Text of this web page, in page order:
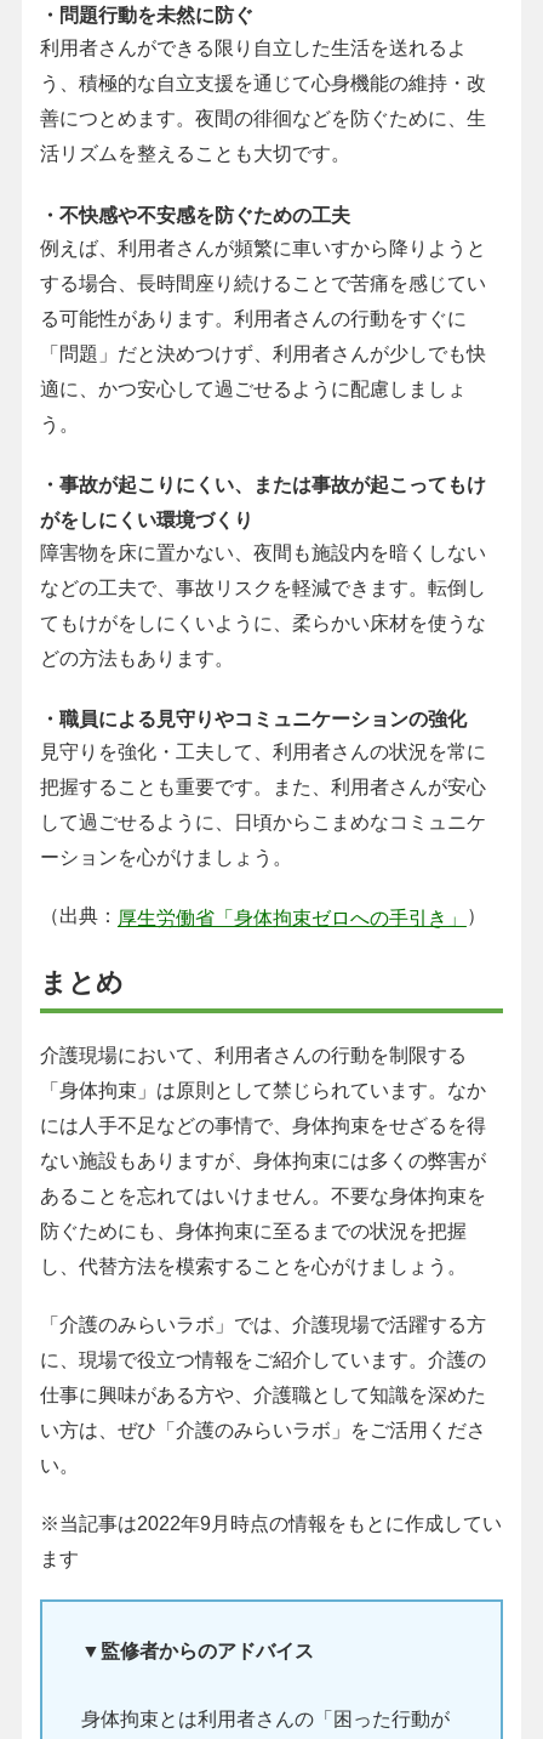
・問題行動を未然に防ぐ
利用者さんができる限り自立した生活を送れるよ
う、積極的な自立支援を通じて心身機能の維持・改
善につとめます。夜間の徘徊などを防ぐために、生
活リズムを整えることも大切です。
・不快感や不安感を防ぐための工夫
例えば、利用者さんが頻繁に車いすから降りようと
する場合、長時間座り続けることで苦痛を感じてい
る可能性があります。利用者さんの行動をすぐに
「問題」だと決めつけず、利用者さんが少しでも快
適に、かつ安心して過ごせるように配慮しましょ
う。
・事故が起こりにくい、または事故が起こってもけ
がをしにくい環境づくり
障害物を床に置かない、夜間も施設内を暗くしない
などの工夫で、事故リスクを軽減できます。転倒し
てもけがをしにくいように、柔らかい床材を使うな
どの方法もあります。
・職員による見守りやコミュニケーションの強化
見守りを強化・工夫して、利用者さんの状況を常に
把握することも重要です。また、利用者さんが安心
して過ごせるように、日頃からこまめなコミュニケ
ーションを心がけましょう。
（出典： 厚生労働省「身体拘束ゼロへの手引き」 ）
まとめ
介護現場において、利用者さんの行動を制限する
「身体拘束」は原則として禁じられています。なか
には人手不足などの事情で、身体拘束をせざるを得
ない施設もありますが、身体拘束には多くの弊害が
あることを忘れてはいけません。不要な身体拘束を
防ぐためにも、身体拘束に至るまでの状況を把握
し、代替方法を模索することを心がけましょう。
「介護のみらいラボ」では、介護現場で活躍する方
に、現場で役立つ情報をご紹介しています。介護の
仕事に興味がある方や、介護職として知識を深めた
い方は、ぜひ「介護のみらいラボ」をご活用くださ
い。
※当記事は2022年9月時点の情報をもとに作成してい
ます
▼監修者からのアドバイス
身体拘束とは利用者さんの「困った行動が